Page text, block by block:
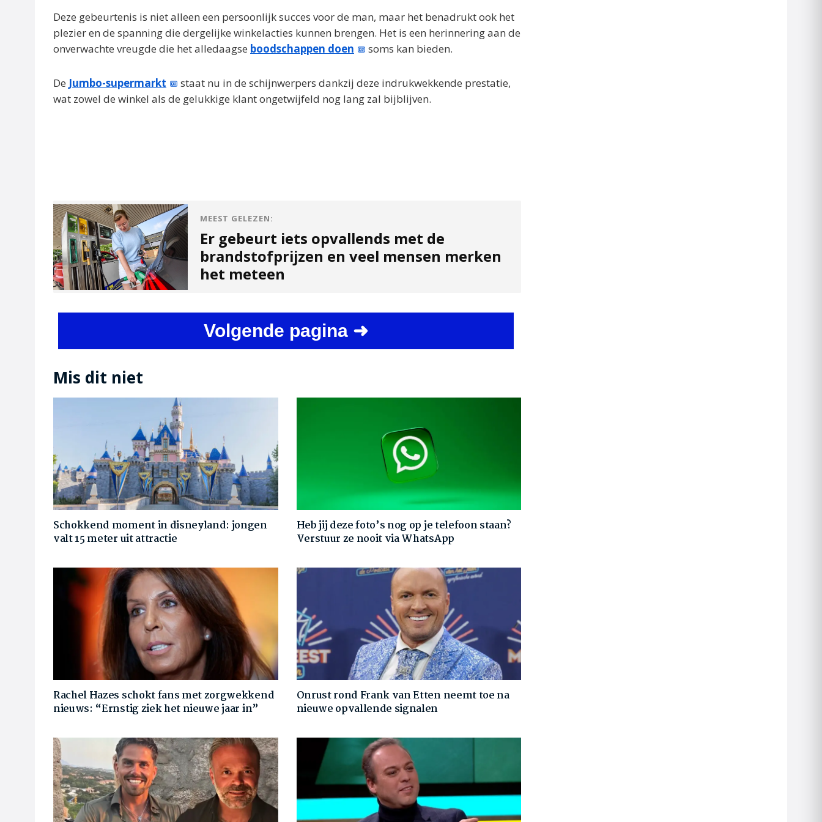
Deze gebeurtenis is niet alleen een persoonlijk succes voor de man, maar het benadrukt ook het
plezier en de spanning die dergelijke winkelacties kunnen brengen. Het is een herinnering aan de
onverwachte vreugde die het alledaagse boodschappen doen soms kan bieden.
De Jumbo-supermarkt
staat nu in de schijnwerpers dankzij deze indrukwekkende prestatie,
wat zowel de winkel als de gelukkige klant ongetwijfeld nog lang zal bijblijven.
MEEST GELEZEN:
Er gebeurt iets opvallends met de
brandstofprijzen en veel mensen merken
het meteen
Volgende pagina ➜
Mis dit niet
Schokkend moment in disneyland: jongen
valt 15 meter uit attractie
Heb jij deze foto’s nog op je telefoon staan?
Verstuur ze nooit via WhatsApp
Rachel Hazes schokt fans met zorgwekkend
nieuws: “Ernstig ziek het nieuwe jaar in”
Onrust rond Frank van Etten neemt toe na
nieuwe opvallende signalen